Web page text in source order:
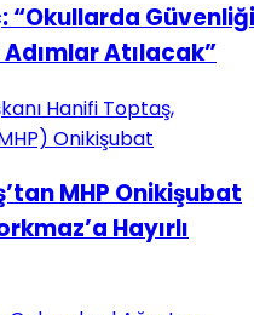
“Okullarda Güvenliği
Atılacak”
MHP Onikişubat
Hayırlı